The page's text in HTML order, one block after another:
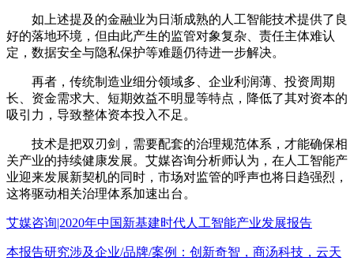
如上述提及的金融业为日渐成熟的人工智能技术提供了良
好的落地环境，但由此产生的监管对象复杂、责任主体难认
定，数据安全与隐私保护等难题仍待进一步解决。
再者，传统制造业细分领域多、企业利润薄、投资周期
长、资金需求大、短期效益不明显等特点，降低了其对资本的
吸引力，导致整体资本投入不足。
技术是把双刃剑，需要配套的治理规范体系，才能确保相
关产业的持续健康发展。艾媒咨询分析师认为，在人工智能产
业迎来发展新契机的同时，市场对监管的呼声也将日趋强烈，
这将驱动相关治理体系加速出台。
艾媒咨询|2020年中国新基建时代人工智能产业发展报告
本报告研究涉及企业/品牌/案例：创新奇智，商汤科技，云天